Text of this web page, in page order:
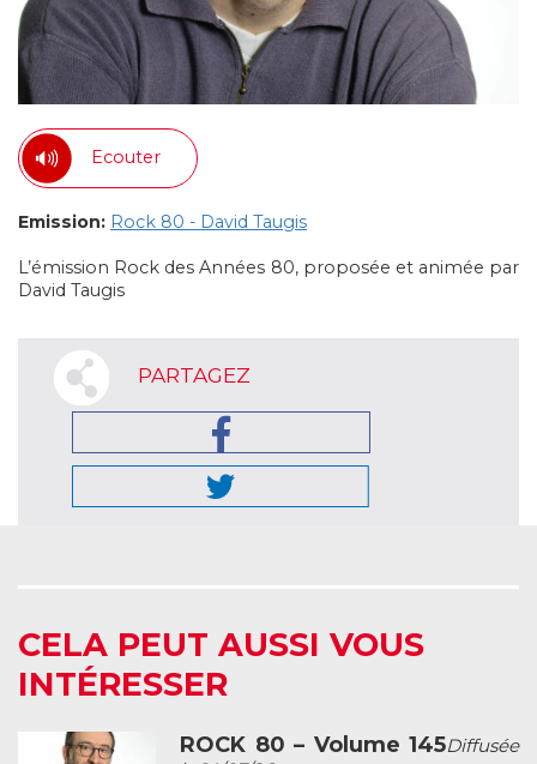
Ecouter
Emission: Rock 80 - David Taugis
L’émission Rock des Années 80, proposée et animée par
David Taugis
PARTAGEZ
CELA PEUT AUSSI VOUS
INTÉRESSER
ROCK 80 – Volume 145Diffusée